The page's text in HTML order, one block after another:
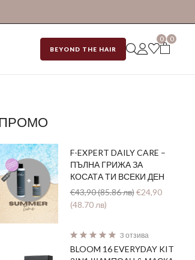
BEYOND THE HAIR
0 0
F-EXPERT DAILY CARE –
ПЪЛНА ГРИЖА ЗА
КОСАТА ТИ ВСЕКИ ДЕН
€43,90 (85.86 лв) €24,90
(48.70 лв)
3 отзива
BLOOM 16 EVERYDAY KIT